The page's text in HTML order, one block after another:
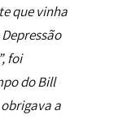
que vinha
foi
do Bill
a